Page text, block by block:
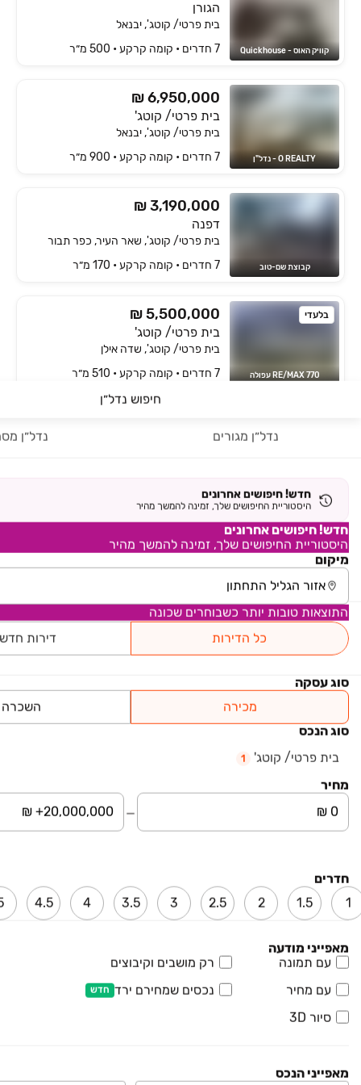
חיפוש נדל״ן
נדל״ן מגורים נדל״ן
חדש! חיפושים אחרונים
היסטוריית החיפושים שלך, זמינה להמשך מהיר
חדש! חיפושים אחרונים
היסטוריית החיפושים שלך, זמינה להמשך מהיר
מיקום
התוצאות טובות יותר כשבוחרים שכונה
כל הדירות
דירות
סוג עסקה
מכירה
השכרה
סוג הנכס
בית פרטי/ קוטג'
1
מחיר
חדרים
1
1.5
2
2.5
3
3.5
4
4.5
מאפייני מודעה
עם תמונה
רק מושבים וקיבוצים
עם מחיר
נכסים שמחירם ירד חדש
סיור 3D
מאפייני הנכס
קוויק האוס - Quickhouse
הגורן
בית פרטי/ קוטג', יבנאל
7 חדרים • קומה ‎קרקע‏ • 500 מ״ר
O REALTY - נדל"ן
₪ 6,950,000
בית פרטי/ קוטג'
בית פרטי/ קוטג', יבנאל
7 חדרים • קומה ‎קרקע‏ • 900 מ״ר
קבוצת שם-טוב
₪ 3,190,000
דפנה
בית פרטי/ קוטג', שאר העיר, כפר תבור
7 חדרים • קומה ‎קרקע‏ • 170 מ״ר
בלעדי
RE/MAX 770 עפולה
₪ 5,500,000
בית פרטי/ קוטג'
בית פרטי/ קוטג', שדה אילן
7 חדרים • קומה ‎קרקע‏ • 510 מ״ר
בית פרטי/ קוטג'
בלעדי
קוויק האוס - Quickhouse
בית פרטי/ קוטג'
בית פרטי/ קוטג', יבנאל
₪ 8,500,000
בית פרטי/ קוטג'
הטבת מימון בלעדית 15/85!
פרויקט חדש
בזלת 6, שאר העיר, כפר תבור
פרויקט חדש יבנאל מגרשים - 8/1/1 + 8/1/2